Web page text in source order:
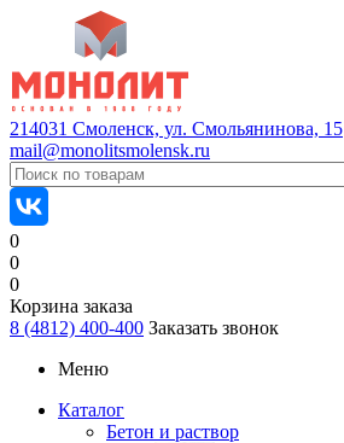
214031 Смоленск, ул. Смольянинова, 15
mail@monolitsmolensk.ru
0
0
0
Корзина заказа
8 (4812) 400-400 Заказать звонок
Меню
Каталог
Бетон и раствор